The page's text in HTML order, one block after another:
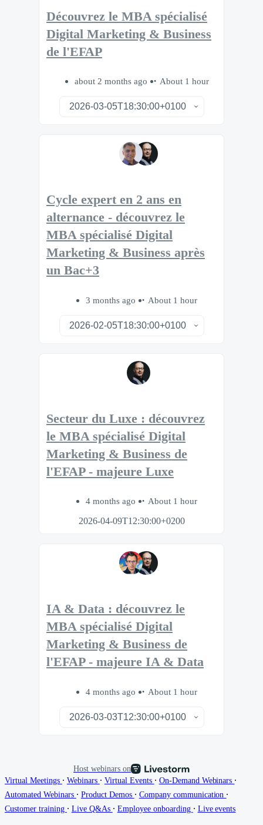
Découvrez le MBA spécialisé
Digital Marketing & Business
de l'EFAP
about 2 months ago About 1 hour
Cycle expert en 2 ans en
alternance - découvrez le
MBA spécialisé Digital
Marketing & Business après
un Bac+3
3 months ago About 1 hour
Secteur du Luxe : découvrez
le MBA spécialisé Digital
Marketing & Business de
l'EFAP - majeure Luxe
4 months ago
About 1 hour
2026-04-09T12:30:00+0200
IA & Data : découvrez le
MBA spécialisé Digital
Marketing & Business de
l'EFAP - majeure IA & Data
4 months ago About 1 hour
Host webinars on
Virtual Meetings ∙ Webinars ∙ Virtual Events ∙ On-Demand Webinars ∙
Automated Webinars ∙ Product Demos ∙ Company communication ∙
Customer training ∙ Live Q&As ∙ Employee onboarding ∙ Live events